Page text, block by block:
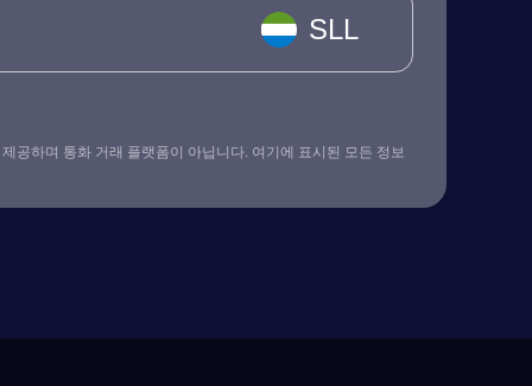
SLL
공하며 통화 거래 플랫폼이 아닙니다. 여기에 표시된 모든 정보